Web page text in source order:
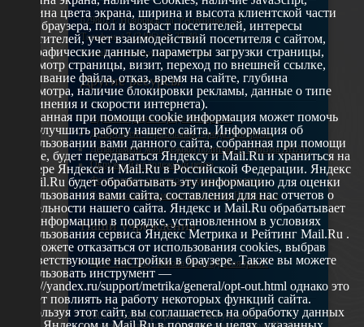
629802 г. Ноябрьск, ул. Республики, 49
Телефон: +7 (3496) 35-37-49
E-mail: udsm@noyabrsk.yanao.ru
Другие ресурсы
Администрация города Ноябрьска
Департамент образования города Ноябрьска
Департамент молодежной политики и туризма ЯНАО
Окружной молодежный центр
Федеральное агенство по делам молодежи
Туристско-информационный центр Ноябрьска
Наши учреждения
МАУ МП МЦ "Школа Ямолод. Ноябрьск"
©2005 – 2026, Официальный сайт управления
глубина цвета экрана, ширина и высота клиентской части
окна браузера, пол и возраст посетителей, интересы
посетителей, учет взаимодействий посетителя с сайтом,
географические данные, параметры загрузки страницы,
просмотр страницы, визит, переход по внешней ссылке,
cкачивание файла, отказ, время на сайте, глубина
просмотра, наличие блокировки рекламы, данные о типе
соединения и скорости интернета).
Собранная при помощи cookie информация может помочь
нам улучшить работу нашего сайта. Информация об
использовании вами данного сайта, собранная при помощи
cookie, будет передаваться Яндексу и Mail.Ru и храниться на
сервере Яндекса и Mail.Ru в Российской Федерации. Яндекс
и Mail.Ru будет обрабатывать эту информацию для оценки
использования вами сайта, составления для нас отчетов о
деятельности нашего сайта. Яндекс и Mail.Ru обрабатывает
эту информацию в порядке, установленном в условиях
использования сервиса Яндекс Метрика и Рейтинг Mail.Ru .
Вы можете отказаться от использования cookies, выбрав
соответствующие настройки в браузере. Также вы можете
использовать инструмент —
https://yandex.ru/support/metrika/general/opt-out.html однако это
может повлиять на работу некоторых функций сайта.
Используя этот сайт, вы соглашаетесь на обработку данных